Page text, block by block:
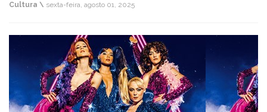
Cultura \ sexta-feira, agosto 01, 2025